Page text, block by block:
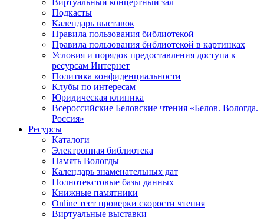
Виртуальный концертный зал
Подкасты
Календарь выставок
Правила пользования библиотекой
Правила пользования библиотекой в картинках
Условия и порядок предоставления доступа к
ресурсам Интернет
Политика конфиденциальности
Клубы по интересам
Юридическая клиника
Всероссийские Беловские чтения «Белов. Вологда.
Россия»
Ресурсы
Каталоги
Электронная библиотека
Память Вологды
Календарь знаменательных дат
Полнотекстовые базы данных
Книжные памятники
Online тест проверки скорости чтения
Виртуальные выставки